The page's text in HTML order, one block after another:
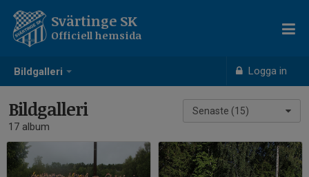
Bildgalleri Logga in
Svärtinge SK
Officiell hemsida
Senaste (15)
Bildgalleri
17 album